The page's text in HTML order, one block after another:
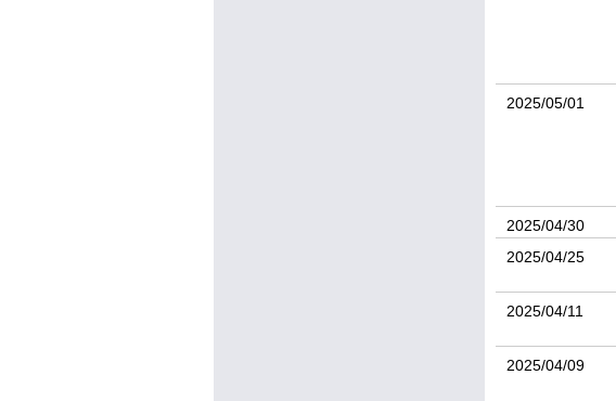
2025/05/01
2025/04/30
2025/04/25
2025/04/11
2025/04/09